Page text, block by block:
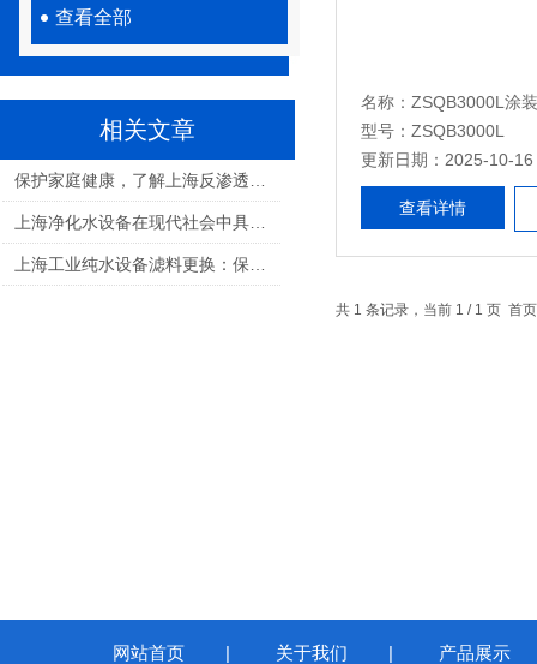
查看全部
相关文章
型号：ZSQB3000L
更新日期：2025-10-16
查看详情
共 1 条记录，当前 1 / 1 页 首
网站首页 | 关于我们 | 产品展示